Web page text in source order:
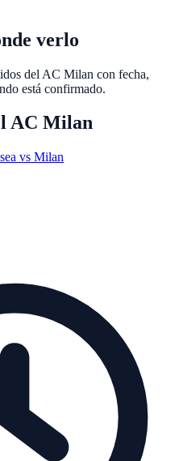
verlo
del AC Milan con fecha,
está confirmado.
AC Milan
vs Milan